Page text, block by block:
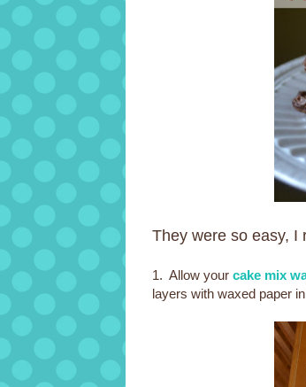
They were so easy, I
1. Allow your cake mix
layers with waxed paper